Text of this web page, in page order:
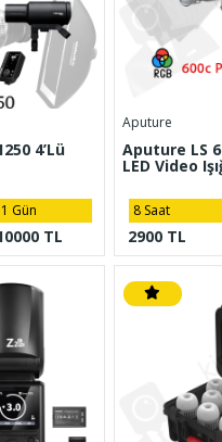
4’Lü
1 Gün
TL
Aputure
Aputure LS
LED Video
8 Saat
2900 TL